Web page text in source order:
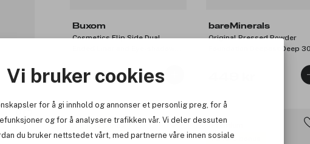
Vi bruker cookies
for å gi innhold og annonser et personlig preg, for å
og for å analysere trafikken vår. Vi deler dessuten
du bruker nettstedet vårt, med partnerne våre innen sosiale
Buxom
Cosmetics Flip Side Dual-
330 kr
bareMinerals
Original Pressed Powder
Foundation Deepest Deep 30
Få 10% bonus
Premium
Få 10% bonus